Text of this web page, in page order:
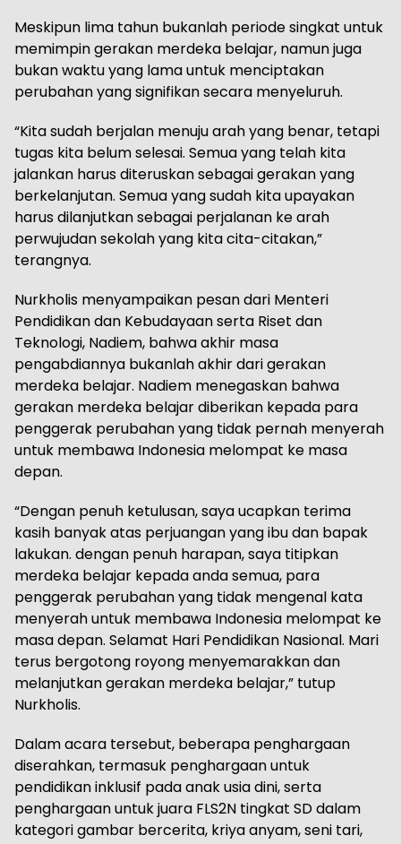
Meskipun lima tahun bukanlah periode singkat untuk
memimpin gerakan merdeka belajar, namun juga
bukan waktu yang lama untuk menciptakan
perubahan yang signifikan secara menyeluruh.
“Kita sudah berjalan menuju arah yang benar, tetapi
tugas kita belum selesai. Semua yang telah kita
jalankan harus diteruskan sebagai gerakan yang
berkelanjutan. Semua yang sudah kita upayakan
harus dilanjutkan sebagai perjalanan ke arah
perwujudan sekolah yang kita cita-citakan,”
terangnya.
Nurkholis menyampaikan pesan dari Menteri
Pendidikan dan Kebudayaan serta Riset dan
Teknologi, Nadiem, bahwa akhir masa
pengabdiannya bukanlah akhir dari gerakan
merdeka belajar. Nadiem menegaskan bahwa
gerakan merdeka belajar diberikan kepada para
penggerak perubahan yang tidak pernah menyerah
untuk membawa Indonesia melompat ke masa
depan.
“Dengan penuh ketulusan, saya ucapkan terima
kasih banyak atas perjuangan yang ibu dan bapak
lakukan. dengan penuh harapan, saya titipkan
merdeka belajar kepada anda semua, para
penggerak perubahan yang tidak mengenal kata
menyerah untuk membawa Indonesia melompat ke
masa depan. Selamat Hari Pendidikan Nasional. Mari
terus bergotong royong menyemarakkan dan
melanjutkan gerakan merdeka belajar,” tutup
Nurkholis.
Dalam acara tersebut, beberapa penghargaan
diserahkan, termasuk penghargaan untuk
pendidikan inklusif pada anak usia dini, serta
penghargaan untuk juara FLS2N tingkat SD dalam
kategori gambar bercerita, kriya anyam, seni tari,